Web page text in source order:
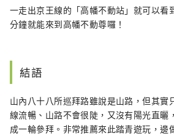
一走出京王線的「高幡不動站」就可以看
分鐘就能來到高幡不動尊囉！
結語
山內八十八所巡拜路雖說是山路，但其實
線流暢、山路不會很陡，又沒有陽光直曬
成一輪參拜。非常推薦來此踏青遊玩，邊